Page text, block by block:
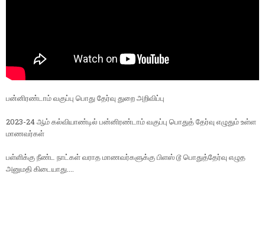
பன்னிரண்டாம் வகுப்பு பொது தேர்வு துறை அறிவிப்பு
2023-24 ஆம் கல்வியாண்டில் பன்னிரண்டாம் வகுப்பு பொதுத் தேர்வு எழுதும் உள்ள
மாணவர்கள்
பள்ளிக்கு நீண்ட நாட்கள் வராத மாணவர்களுக்கு பிளஸ் டூ பொதுத்தேர்வு எழுத
அனுமதி கிடையாது....